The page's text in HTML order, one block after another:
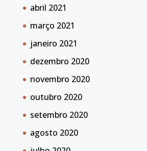
abril 2021
março 2021
janeiro 2021
dezembro 2020
novembro 2020
outubro 2020
setembro 2020
agosto 2020